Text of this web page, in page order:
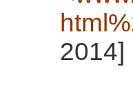
2014]